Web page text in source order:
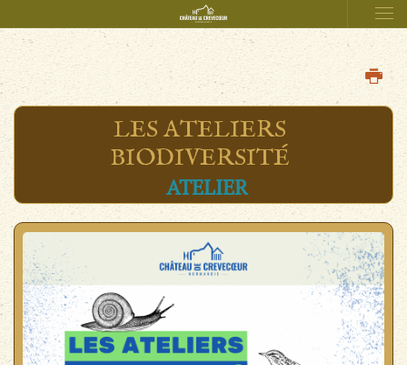
LES ATELIERS
BIODIVERSITÉ
ATELIER